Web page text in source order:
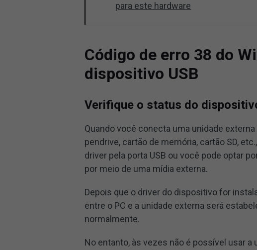
para este hardware
Código de erro 38 do
dispositivo USB
Verifique o status do
Quando você conecta uma unidade
pendrive, cartão de memória, cartão SD,
driver pela porta USB ou você pode optar
por meio de uma mídia externa.
Depois que o driver do dispositivo for
entre o PC e a unidade externa será
normalmente.
No entanto, às vezes não é possível usar